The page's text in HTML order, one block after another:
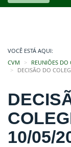
VOCÊ ESTÁ AQUI:
CVM
REUNIÕES DO
DECISÃO DO
10/05/